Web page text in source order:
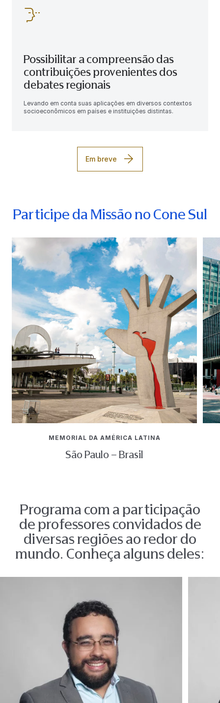
Possibilitar a compreensão das
contribuições provenientes dos
debates regionais
Levando em conta suas aplicações em diversos contextos
socioeconômicos em países e instituições distintas.
Em breve
Participe da Missão no Cone Sul
MEMORIAL DA AMÉRICA LATINA
São Paulo – Brasil
Programa com a participação
de professores convidados de
diversas regiões ao redor do
mundo. Conheça alguns deles: